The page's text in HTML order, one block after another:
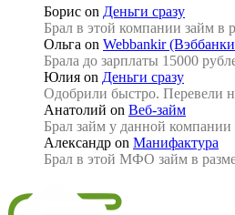
Борис on Деньги сразу
Брал в этой компании займ в
Ольга on Webbankir
Брала до зарплаты 15000
Юлия on Деньги сразу
Одобрили быстро. Перевели
Анатолий on Веб-займ
Брал займ у данной
Александр on Манифактура
Брал в этой МФО займ в